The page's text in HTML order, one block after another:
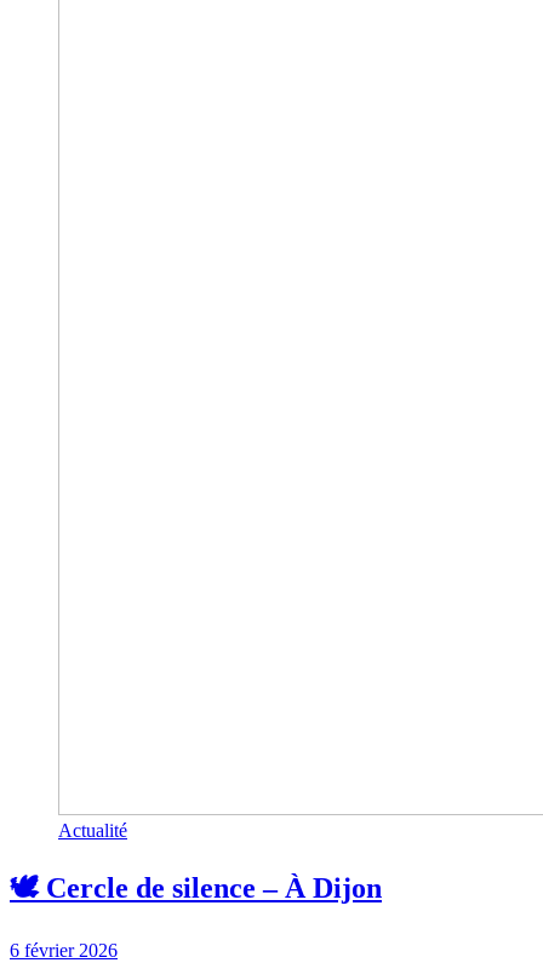
Actualité
🕊️ Cercle de silence – À Dijon
6 février 2026